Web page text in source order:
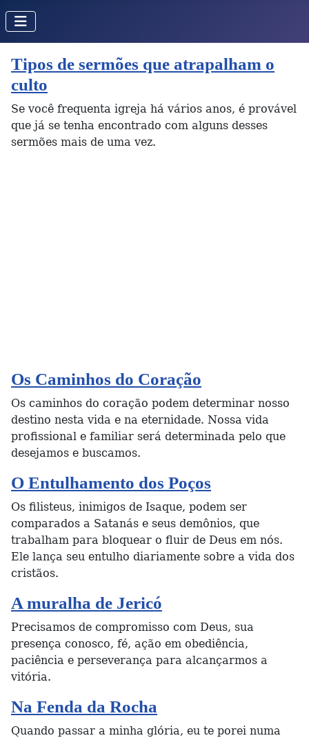
Tipos de sermões que atrapalham o
culto
Se você frequenta igreja há vários anos, é provável
que já se tenha encontrado com alguns desses
sermões mais de uma vez.
Os Caminhos do Coração
Os caminhos do coração podem determinar nosso
destino nesta vida e na eternidade. Nossa vida
profissional e familiar será determinada pelo que
desejamos e buscamos.
O Entulhamento dos Poços
Os filisteus, inimigos de Isaque, podem ser
comparados a Satanás e seus demônios, que
trabalham para bloquear o fluir de Deus em nós.
Ele lança seu entulho diariamente sobre a vida dos
cristãos.
A muralha de Jericó
Precisamos de compromisso com Deus, sua
presença conosco, fé, ação em obediência,
paciência e perseverança para alcançarmos a
vitória.
Na Fenda da Rocha
Quando passar a minha glória, eu te porei numa